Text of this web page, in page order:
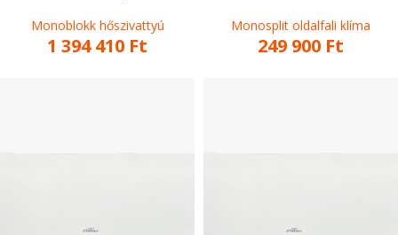
Monoblokk hőszivattyú
1 394 410 Ft
Monosplit oldalfali klíma
249 900 Ft